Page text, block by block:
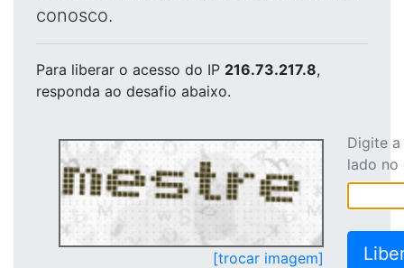
conosco.
Para liberar o acesso do IP 216.73.217.8,
responda ao desafio abaixo.
[trocar imagem]
Digite
lado no